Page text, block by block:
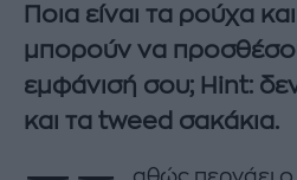
Ποια είναι τα ρούχα
μπορούν να
εμφάνισή σου; Hint: δεν
και τα tweed σακάκια.